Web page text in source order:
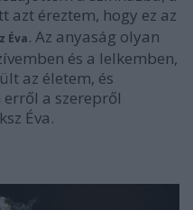
éreztem, hogy ez az
Éva. Az anyaság olyan
és a lelkemben,
az életem, és
a szerepről
Éva.